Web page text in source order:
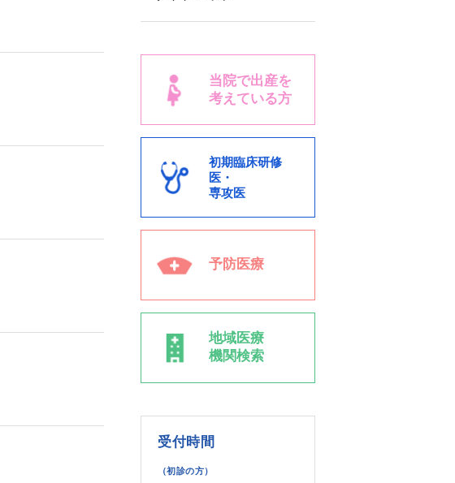
当院で出産を
考えている方
初期臨床研修
医・
専攻医
予防医療
地域医療
機関検索
受付時間
（初診の方）